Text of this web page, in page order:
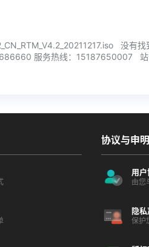
没有
服务热线：15187650007 站
协议与申明
用户
由您
隐
保护